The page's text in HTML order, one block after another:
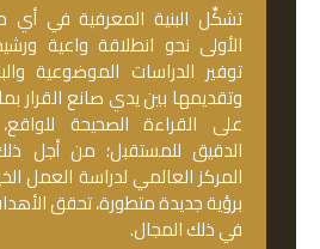
تشكِّل البنية المعرفية في أي
الأولى نحو انطلاقة واعية
توفير الدراسات الموضوعية
وتقديمها بين يدي صانع القرار
على القراءة الصحيحة
الدقيق للمستقبل؛ من أجل
المركز العالمي لدراسة العمل
برؤية جديدة متطورة، تحقق
في ذلك المجال.